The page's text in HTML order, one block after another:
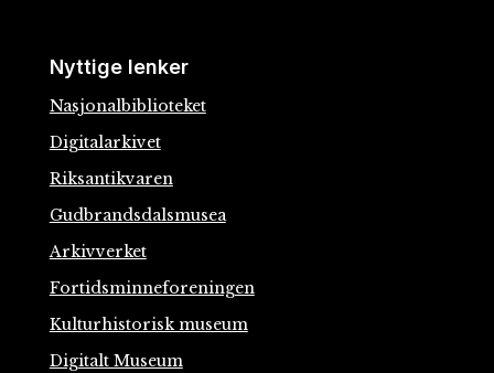
Nyttige lenker
Nasjonalbiblioteket
Digitalarkivet
Riksantikvaren
Gudbrandsdalsmusea
Arkivverket
Fortidsminneforeningen
Kulturhistorisk museum
Digitalt Museum